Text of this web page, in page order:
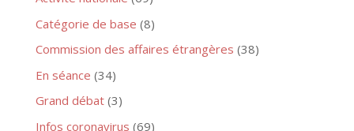
Catégorie de base (8)
Commission des affaires étrangères (38)
En séance (34)
Grand débat(3)
Infos coronavirus (69)